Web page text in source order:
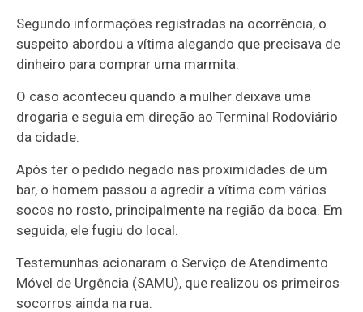
Segundo informações registradas na ocorrência, o
suspeito abordou a vítima alegando que precisava de
dinheiro para comprar uma marmita.
O caso aconteceu quando a mulher deixava uma
drogaria e seguia em direção ao Terminal Rodoviário
da cidade.
Após ter o pedido negado nas proximidades de um
bar, o homem passou a agredir a vítima com vários
socos no rosto, principalmente na região da boca. Em
seguida, ele fugiu do local.
Testemunhas acionaram o Serviço de Atendimento
Móvel de Urgência (SAMU), que realizou os primeiros
socorros ainda na rua.